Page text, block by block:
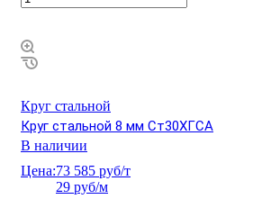
Круг стальной
Круг стальной 8 мм Ст30ХГСА
В наличии
Цена:73 585 руб/т
29 руб/м